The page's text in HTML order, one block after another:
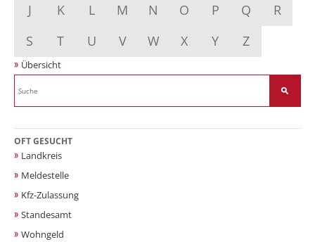
J
K L M N O P Q
R
S
T U V W X Y Z
Übersicht
OFT GESUCHT
Landkreis
Meldestelle
Kfz-Zulassung
Standesamt
Wohngeld